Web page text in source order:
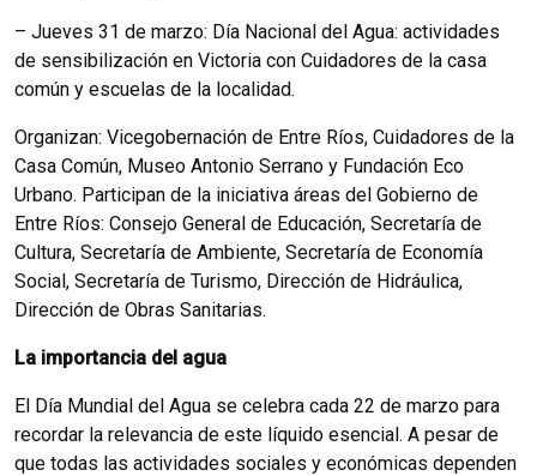
– Jueves 31 de marzo: Día Nacional del Agua: actividades
de sensibilización en Victoria con Cuidadores de la casa
común y escuelas de la localidad.
Organizan: Vicegobernación de Entre Ríos, Cuidadores de la
Casa Común, Museo Antonio Serrano y Fundación Eco
Urbano. Participan de la iniciativa áreas del Gobierno de
Entre Ríos: Consejo General de Educación, Secretaría de
Cultura, Secretaría de Ambiente, Secretaría de Economía
Social, Secretaría de Turismo, Dirección de Hidráulica,
Dirección de Obras Sanitarias.
La importancia del agua
El Día Mundial del Agua se celebra cada 22 de marzo para
recordar la relevancia de este líquido esencial. A pesar de
que todas las actividades sociales y económicas dependen